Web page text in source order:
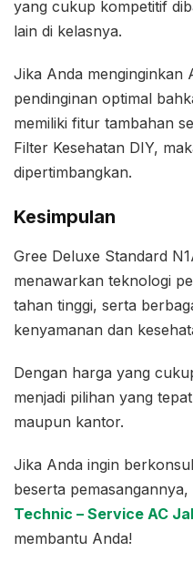
yang cukup kompetitif
lain di kelasnya.
Jika Anda menginginkan
pendinginan optimal
memiliki fitur tambahan
Filter Kesehatan DIY,
dipertimbangkan.
Kesimpulan
Gree Deluxe Standard
menawarkan teknologi
tahan tinggi, serta
kenyamanan dan
Dengan harga yang
menjadi pilihan yang
maupun kantor.
Jika Anda ingin
beserta
Technic – Service AC
membantu Anda!